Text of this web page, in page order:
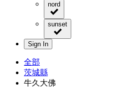
nord
sunset
Sign In
全部
茨城縣
牛久大佛